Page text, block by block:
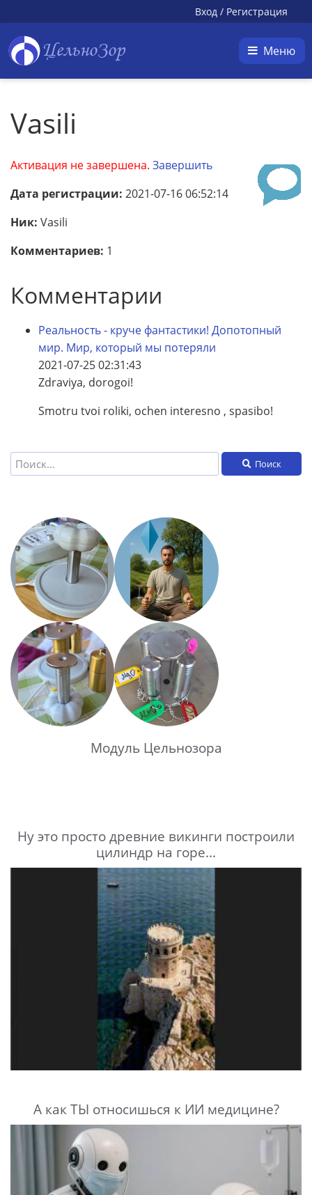
Вход / Регистрация
ЦельноЗор Меню
Vasili
Активация не завершена. Завершить
Дата регистрации: 2021-07-16 06:52:14
Ник: Vasili
Комментариев: 1
Комментарии
Реальность - круче фантастики! Допотопный
мир. Мир, который мы потеряли
2021-07-25 02:31:43
Zdraviya, dorogoi!
Smotru tvoi roliki, ochen interesno , spasibo!
Поиск
Модуль Цельнозора
Ну это просто древние викинги построили
цилиндр на горе...
А как ТЫ относишься к ИИ медицине?